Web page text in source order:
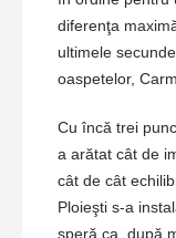
diferenţa
ultimele
oaspetelor,
Cu încă trei
a arătat cât de
cât de cât
Ploieşti s-a
speră ca, după